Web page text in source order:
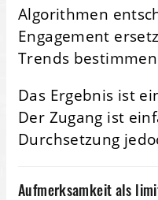
Algorithmen
Engagement
Trends
Das Ergebnis ist
Der Zugang ist
Durchsetzung
Aufmerksamkeit als